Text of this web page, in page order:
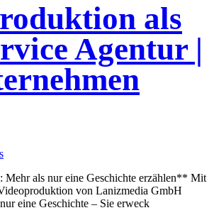
als
Agentur |
als nur eine Geschichte erzählen** Mit
von Lanizmedia GmbH
eine Geschichte – Sie erweck